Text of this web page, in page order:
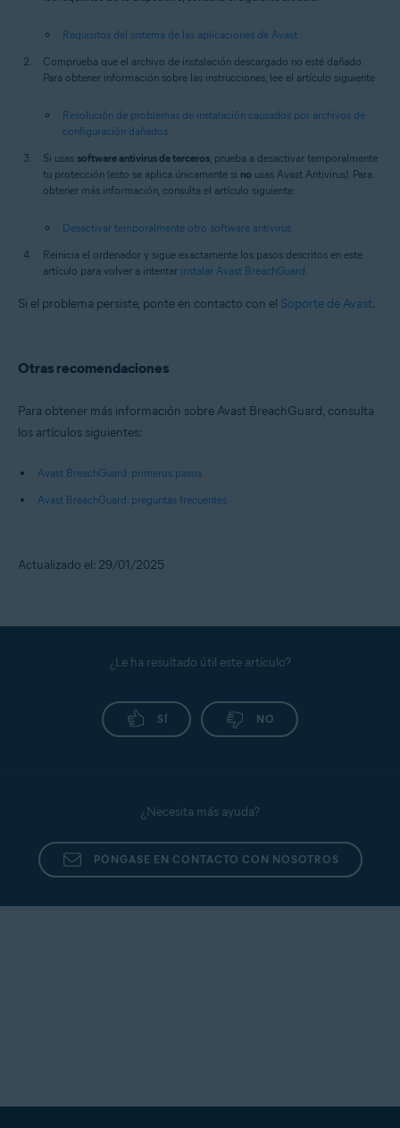
Requisitos del sistema de las aplicaciones de Avast
Comprueba que el archivo de instalación descargado no esté dañado.
Para obtener información sobre las instrucciones, lee el artículo siguiente:
Resolución de problemas de instalación causados por archivos de
configuración dañados
Si usas software antivirus de terceros , prueba a desactivar temporalmente
tu protección (esto se aplica únicamente si no usas Avast Antivirus). Para
obtener más información, consulta el artículo siguiente:
Desactivar temporalmente otro software antivirus
Reinicia el ordenador y sigue exactamente los pasos descritos en este
artículo para volver a intentar instalar Avast BreachGuard
Si el problema persiste, ponte en contacto con el Soporte de Avast.
Otras recomendaciones
Para obtener más información sobre Avast BreachGuard, consulta
los artículos siguientes:
Avast BreachGuard: primeros pasos
Avast BreachGuard: preguntas frecuentes
Actualizado el: 29/01/2025
¿Le ha resultado útil este artículo?
SÍ NO
¿Necesita más ayuda?
PÓNGASE EN CONTACTO CON NOSOTROS